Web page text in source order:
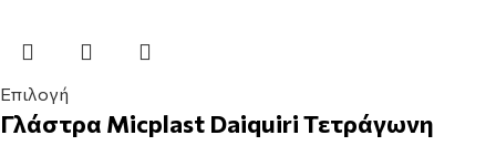
Επιλογή
Γλάστρα Micplast Daiquiri Τετράγωνη